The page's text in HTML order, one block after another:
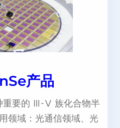
产品
重要的 Ⅲ-Ⅴ 族化合物半
领域：光通信领域、光